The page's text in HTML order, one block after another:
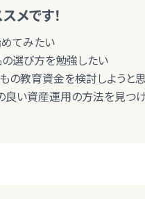
メです！
めてみたい
選び方を勉強したい
の教育資金を検討しようと
良い資産運用の方法を見つ